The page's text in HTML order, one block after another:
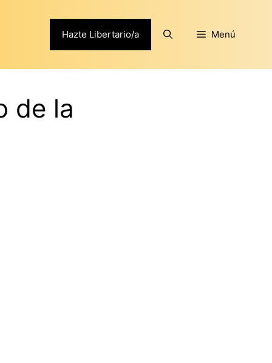
Hazte Libertario/a Menú
de la